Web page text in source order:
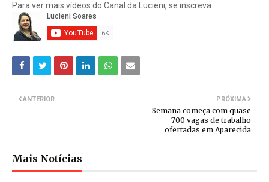
Para ver mais vídeos do Canal da Lucieni, se inscreva
PRÓXIMA
Semana começa com quase
700 vagas de trabalho
ofertadas em Aparecida
ANTERIOR
Mais Notícias